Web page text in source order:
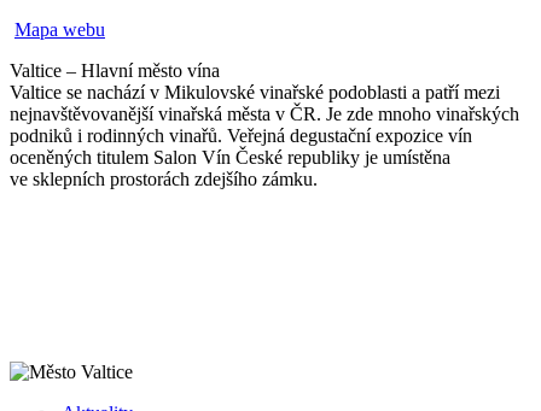
Mapa webu
Valtice – Hlavní město vína
Valtice se nachází v Mikulovské vinařské podoblasti a patří mezi
nejnavštěvovanější vinařská města v ČR. Je zde mnoho vinařských
podniků i rodinných vinařů. Veřejná degustační expozice vín
oceněných titulem Salon Vín České republiky je umístěna
ve sklepních prostorách zdejšího zámku.